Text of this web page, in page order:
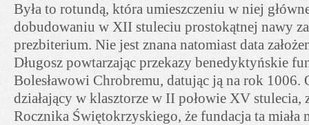
Była to rotundą, która umieszczeniu w niej
dobudowaniu w XII stuleciu prostokątnej nawy
prezbiterium. Nie jest znana natomiast data
Długosz powtarzając przekazy benedyktyńskie
Bolesławowi Chrobremu, datując ją na rok 1006.
działający w klasztorze w II połowie XV stulecia,
Rocznika Świętokrzyskiego, że fundacja ta miała